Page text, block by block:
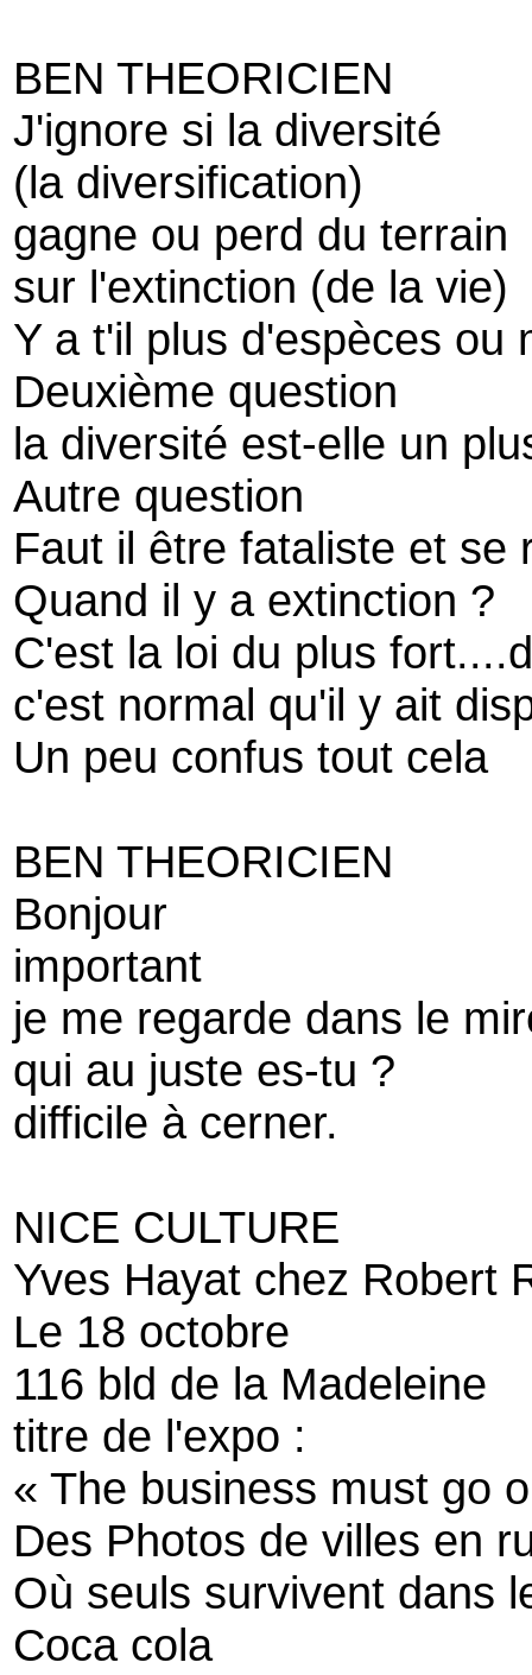
BEN THEORICIEN
J'ignore si la diversité
(la diversification)
gagne ou perd du terrain
sur l'extinction (de la vie)
Y a t'il plus d'espèces ou
Deuxième question
la diversité est-elle un
Autre question
Faut il être fataliste et se
Quand il y a extinction ?
C'est la loi du plus
c'est normal qu'il y ait
Un peu confus tout cela
BEN THEORICIEN
Bonjour
important
je me regarde dans le
qui au juste es-tu ?
difficile à cerner.
NICE CULTURE
Yves Hayat chez Robert
Le 18 octobre
116 bld de la Madeleine
titre de l'expo :
« The business must go
Des Photos de villes en
Où seuls survivent dans
Coca cola